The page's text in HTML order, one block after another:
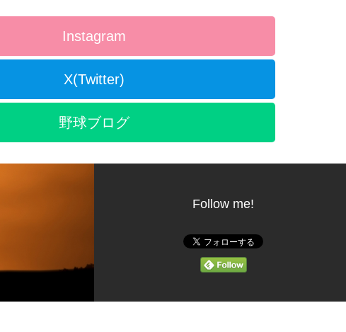
Instagram
X(Twitter)
野球ブログ
Follow me!